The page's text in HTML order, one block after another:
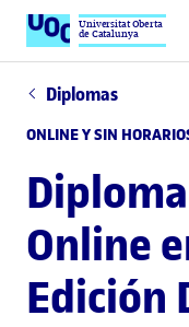
Universitat Oberta
de Catalunya
Diplomas
ONLINE Y SIN
Online
Edición